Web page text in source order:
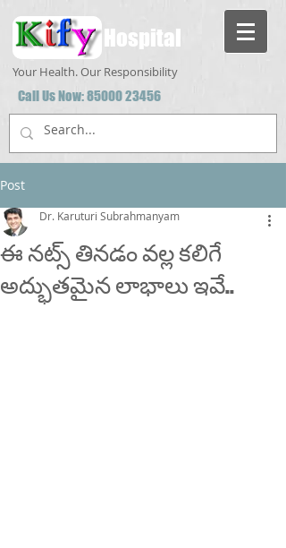
Hospital
Your Health. Our Responsibility
Call Us Now:85000 23456
Post
ఈ‌ నట్స్ తినడం వల్ల కలిగే
అద్భుతమైన లాభాలు ఇవే..
Dr. Karuturi Subrahmanyam